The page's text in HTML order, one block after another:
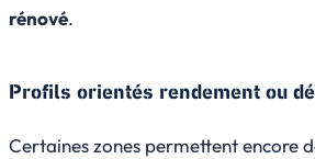
rénové.
Profils orientés rendement ou
Certaines zones permettent encore